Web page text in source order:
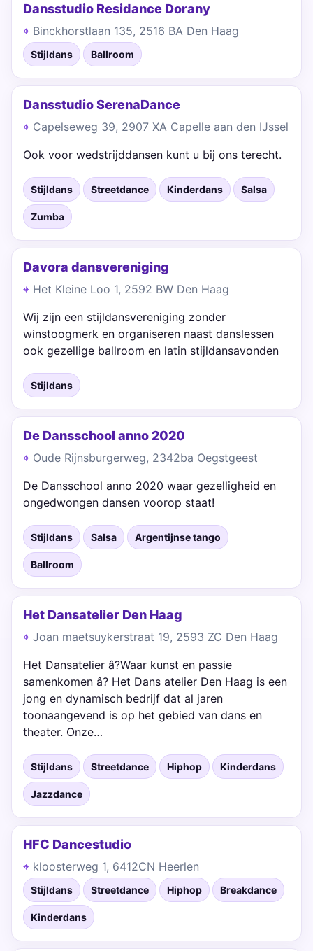
Dansstudio Residance Dorany
Binckhorstlaan 135, 2516 BA Den Haag
Stijldans Ballroom
Dansstudio SerenaDance
Capelseweg 39, 2907 XA Capelle aan den IJssel
Ook voor wedstrijddansen kunt u bij ons terecht.
Stijldans Streetdance Kinderdans Salsa
Zumba
Davora dansvereniging
Het Kleine Loo 1, 2592 BW Den Haag
Wij zijn een stijldansvereniging zonder
winstoogmerk en organiseren naast danslessen
ook gezellige ballroom en latin stijldansavonden
Stijldans
De Dansschool anno 2020
Oude Rijnsburgerweg, 2342ba Oegstgeest
De Dansschool anno 2020 waar gezelligheid en
ongedwongen dansen voorop staat!
Stijldans Salsa Argentijnse tango
Ballroom
Het Dansatelier Den Haag
Joan maetsuykerstraat 19, 2593 ZC Den Haag
Het Dansatelier â?Waar kunst en passie
samenkomen â? Het Dans atelier Den Haag is een
jong en dynamisch bedrijf dat al jaren
toonaangevend is op het gebied van dans en
theater. Onze…
Stijldans Streetdance Hiphop Kinderdans
Jazzdance
HFC Dancestudio
kloosterweg 1, 6412CN Heerlen
Stijldans Streetdance Hiphop Breakdance
Kinderdans